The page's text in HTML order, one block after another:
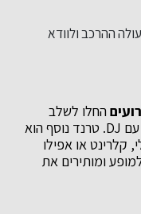
ההרכב ולוודא
החלו לשלב
מופעים היברידיים המשלבים מוזיקה חיה עם DJ. טרנד נוסף הוא
קלרינט או אפילו
ומותירים את